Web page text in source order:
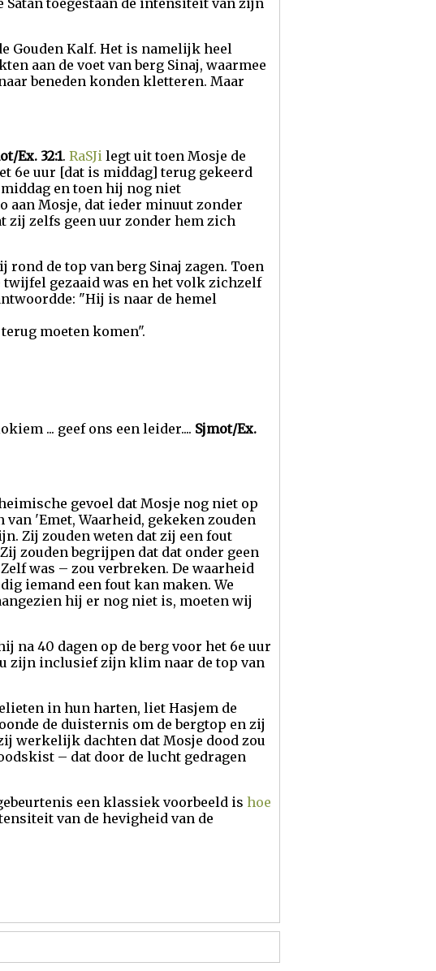
toegestaan de intensiteit van zijn
Gouden Kalf. Het is namelijk heel
aan de voet van berg Sinaj, waarmee
beneden konden kletteren. Maar
Ex. 32:1. RaSJi legt uit toen Mosje de
6e uur [dat is middag] terug gekeerd
en toen hij nog niet
aan Mosje, dat ieder minuut zonder
zij zelfs geen uur zonder hem zich
de top van berg Sinaj zagen. Toen
twijfel gezaaid was en het volk zichzelf
"Hij is naar de hemel
moeten komen".
... geef ons een leider.... Sjmot/Ex.
gevoel dat Mosje nog niet op
'Emet, Waarheid, gekeken zouden
Zij zouden weten dat zij een fout
zouden begrijpen dat dat onder geen
was – zou verbreken. De waarheid
iemand een fout kan maken. We
hij er nog niet is, moeten wij
na 40 dagen op de berg voor het 6e uur
zijn inclusief zijn klim naar de top van
in hun harten, liet Hasjem de
de duisternis om de bergtop en zij
werkelijk dachten dat Mosje dood zou
– dat door de lucht gedragen
een klassiek voorbeeld is hoe
van de hevigheid van de